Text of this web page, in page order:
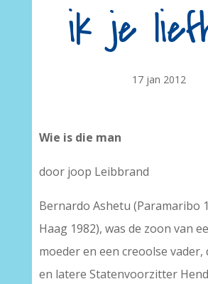
ik je
17 jan 2012
Wie is die man
door joop Leibbrand
Bernardo Ashetu (Paramaribo
Haag 1982), was de zoon van
moeder en een creoolse vader,
en latere Statenvoorzitter